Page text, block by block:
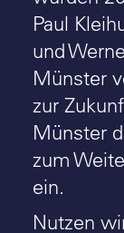
Paul
und
Münster
zur
Münster
zum
ein.
Nutzen